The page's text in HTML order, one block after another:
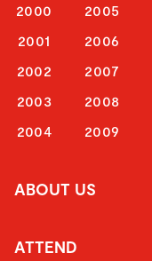
2000
2001
2002
2003
2004
2005
2006
2007
2008
2009
ABOUT US
ATTEND